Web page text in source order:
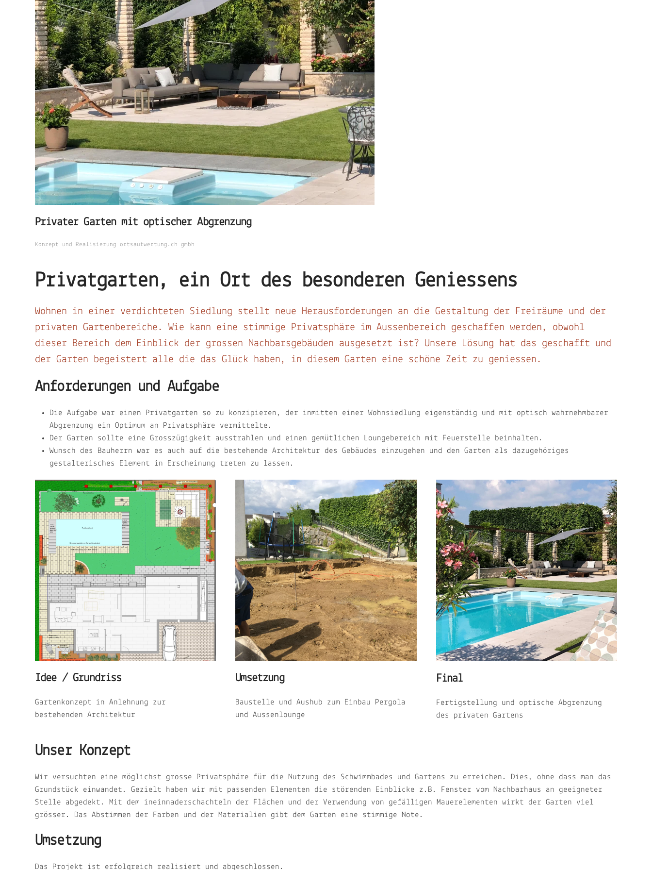
Privater Garten mit optischer Abgrenzung
Konzept und Realisierung ortsaufwertung.ch gmbh
Privatgarten, ein Ort des besonderen Geniessens
Wohnen in einer verdichteten Siedlung stellt neue Herausforderungen an die Gestaltung der Freiräume und der
privaten Gartenbereiche. Wie kann eine stimmige Privatsphäre im Aussenbereich geschaffen werden, obwohl
dieser Bereich dem Einblick der grossen Nachbarsgebäuden ausgesetzt ist? Unsere Lösung hat das geschafft und
der Garten begeistert alle die das Glück haben, in diesem Garten eine schöne Zeit zu geniessen.
Anforderungen und Aufgabe
Die Aufgabe war einen Privatgarten so zu konzipieren, der inmitten einer Wohnsiedlung eigenständig und mit optisch wahrnehmbarer
Abgrenzung ein Optimum an Privatsphäre vermittelte.
Der Garten sollte eine Grosszügigkeit ausstrahlen und einen gemütlichen Loungebereich mit Feuerstelle beinhalten.
Wunsch des Bauherrn war es auch auf die bestehende Architektur des Gebäudes einzugehen und den Garten als dazugehöriges
gestalterisches Element in Erscheinung treten zu lassen.
Idee / Grundriss
Gartenkonzept in Anlehnung zur
bestehenden Architektur
Umsetzung
Baustelle und Aushub zum Einbau Pergola
und Aussenlounge
Final
Fertigstellung und optische Abgrenzung
des privaten Gartens
Unser Konzept
Wir versuchten eine möglichst grosse Privatsphäre für die Nutzung des Schwimmbades und Gartens zu erreichen. Dies, ohne dass man das
Grundstück einwandet. Gezielt haben wir mit passenden Elementen die störenden Einblicke z.B. Fenster vom Nachbarhaus an geeigneter
Stelle abgedekt. Mit dem ineinnaderschachteln der Flächen und der Verwendung von gefälligen Mauerelementen wirkt der Garten viel
grösser. Das Abstimmen der Farben und der Materialien gibt dem Garten eine stimmige Note.
Umsetzung
Das Projekt ist erfolgreich realisiert und abgeschlossen.